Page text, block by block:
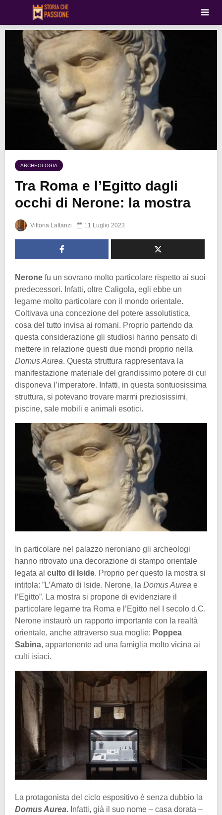
ARCHEOLOGIA
Tra Roma e l’Egitto dagli
occhi di Nerone: la mostra
Vittoria Lattanzi 11 Luglio 2023
Nerone fu un sovrano molto particolare rispetto ai suoi
predecessori. Infatti, oltre Caligola, egli ebbe un
legame molto particolare con il mondo orientale.
Coltivava una concezione del potere assolutistica,
cosa del tutto invisa ai romani. Proprio partendo da
questa considerazione gli studiosi hanno pensato di
mettere in relazione questi due mondi proprio nella
Domus Aurea. Questa struttura rappresentava la
manifestazione materiale del grandissimo potere di cui
disponeva l’imperatore. Infatti, in questa sontuosissima
struttura, si potevano trovare marmi preziosissimi,
piscine, sale mobili e animali esotici.
In particolare nel palazzo neroniano gli archeologi
hanno ritrovato una decorazione di stampo orientale
legata al culto di Iside. Proprio per questo la mostra si
intitola: ”L’Amato di Iside. Nerone, la Domus Aurea e
l’Egitto”. La mostra si propone di evidenziare il
particolare legame tra Roma e l’Egitto nel I secolo d.C.
Nerone instaurò un rapporto importante con la realtà
orientale, anche attraverso sua moglie: Poppea
Sabina, appartenente ad una famiglia molto vicina ai
culti isiaci.
La protagonista del ciclo espositivo è senza dubbio la
Domus Aurea. Infatti, già il suo nome – casa dorata –